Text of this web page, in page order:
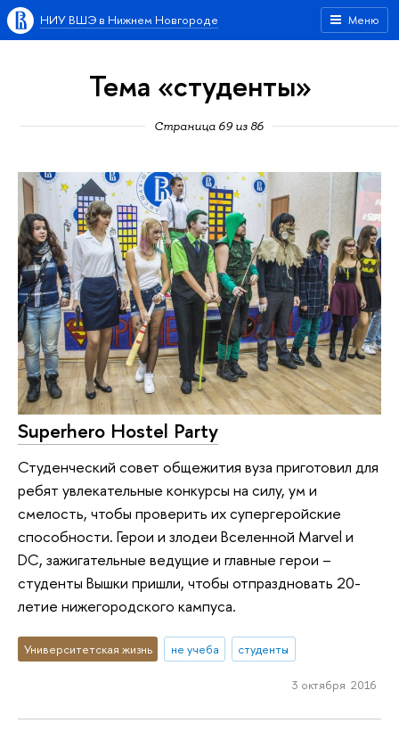
Меню
НИУ ВШЭ в Нижнем Новгороде
Тема «студенты»
Страница 69 из 86
Superhero Hostel Party
Студенческий совет общежития вуза приготовил для
ребят увлекательные конкурсы на силу, ум и
смелость, чтобы проверить их супергеройские
способности. Герои и злодеи Вселенной Marvel и
DC, зажигательные ведущие и главные герои –
студенты Вышки пришли, чтобы отпраздновать 20-
летие нижегородского кампуса.
Университетская жизнь не учеба студенты
3 октября 2016